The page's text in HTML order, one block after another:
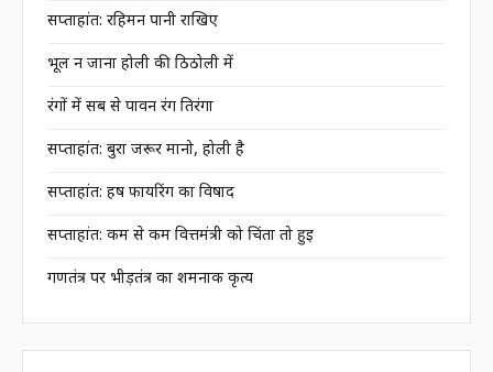
सप्ताहांत: रहिमन पानी राखिए
भूल न जाना होली की ठिठोली में
रंगों में सब से पावन रंग तिरंगा
सप्ताहांत: बुरा जरूर मानो, होली है
सप्ताहांत: हर्ष फायरिंग का विषाद
सप्ताहांत: कम से कम वित्तमंत्री को चिंता तो हुई
गणतंत्र पर भीड़तंत्र का शर्मनाक कृत्य